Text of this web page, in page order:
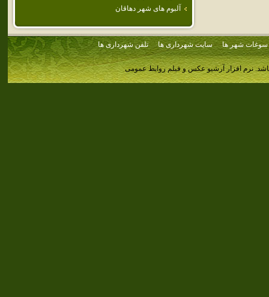
آلبوم های شهر دهاقان
سوغات شهر ها سایت شهرداری ها تلفن شهرداری ها
نرم افزار آرشیو عکس و فیلم روابط عمومی